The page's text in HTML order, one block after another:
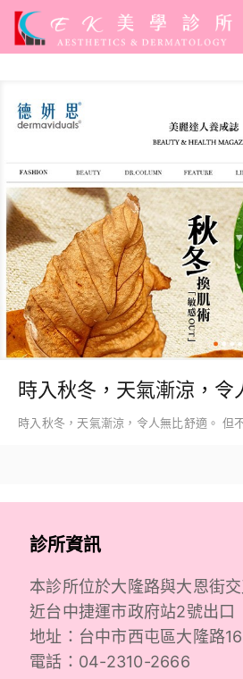
時入秋冬，天氣漸涼，令
時入秋冬，天氣漸涼，令人無比舒適。 但
診所資訊
本診所位於大隆路與大恩街
近台中捷運市政府站2號出口
地址：台中市西屯區大隆路
電話：04-2310-2666